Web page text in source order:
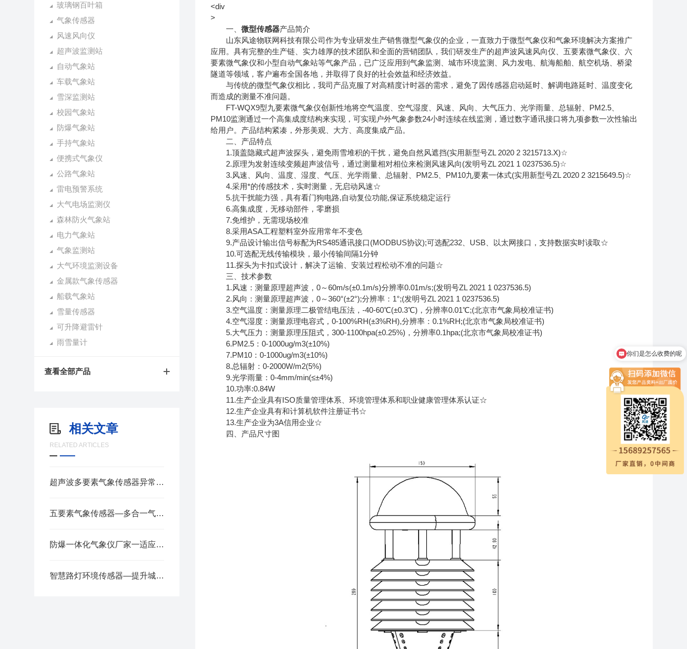
玻璃钢百叶箱
气象传感器
风速风向仪
超声波监测站
自动气象站
车载气象站
雪深监测站
校园气象站
防爆气象站
手持气象站
便携式气象仪
公路气象站
雷电预警系统
大气电场监测仪
森林防火气象站
电力气象站
气象监测站
大气环境监测设备
金属款气象传感器
船载气象站
雪量传感器
可升降避雷针
雨雪量计
查看全部产品
相关文章
RELATED ARTICLES
超声波多要素气象传感器异常数据的诊断与解决方法
五要素气象传感器—多合一气象站精准高效监测2025全+境+派+送
防爆一体化气象仪厂家一适应恶劣环境监测的防爆气象站
智慧路灯环境传感器—提升城市管理效率，发现并预警恶劣天气
<div
>
一、 微型传感器产品简介
山东风途物联网科技有限公司作为专业研发生产销售微型气象仪的企业，一直致力于微型气象仪和气象环境解决方案推广
应用。具有完整的生产链、实力雄厚的技术团队和全面的营销团队，我们研发生产的超声波风速风向仪、五要素微气象仪、六
要素微气象仪和小型自动气象站等气象产品，已广泛应用到气象监测、城市环境监测、风力发电、航海船舶、航空机场、桥梁
隧道等领域，客户遍布全国各地，并取得了良好的社会效益和经济效益。
与传统的微型气象仪相比，我司产品克服了对高精度计时器的需求，避免了因传感器启动延时、解调电路延时、温度变化
而造成的测量不准问题。
FT-WQX9型九要素微气象仪创新性地将空气温度、空气湿度、风速、风向、大气压力、光学雨量、总辐射、PM2.5、
PM10监测通过一个高集成度结构来实现，可实现户外气象参数24小时连续在线监测，通过数字通讯接口将九项参数一次性输出
给用户。产品结构紧凑，外形美观、大方、高度集成产品。
二、产品特点
1.顶盖隐藏式超声波探头，避免雨雪堆积的干扰，避免自然风遮挡(实用新型号ZL 2020 2 3215713.X)☆
2.原理为发射连续变频超声波信号，通过测量相对相位来检测风速风向(发明号ZL 2021 1 0237536.5)☆
3.风速、风向、温度、湿度、气压、光学雨量、总辐射、PM2.5、PM10九要素一体式(实用新型号ZL 2020 2 3215649.5)☆
4.采用*的传感技术，实时测量，无启动风速☆
5.抗干扰能力强，具有看门狗电路,自动复位功能,保证系统稳定运行
6.高集成度，无移动部件，零磨损
7.免维护，无需现场校准
8.采用ASA工程塑料室外应用常年不变色
9.产品设计输出信号标配为RS485通讯接口(MODBUS协议);可选配232、USB、以太网接口，支持数据实时读取☆
10.可选配无线传输模块，最小传输间隔1分钟
11.探头为卡扣式设计，解决了运输、安装过程松动不准的问题☆
三、技术参数
1.风速：测量原理超声波，0～60m/s(±0.1m/s)分辨率0.01m/s;(发明号ZL 2021 1 0237536.5)
2.风向：测量原理超声波，0～360°(±2°);分辨率：1°;(发明号ZL 2021 1 0237536.5)
3.空气温度：测量原理二极管结电压法，-40-60℃(±0.3℃)，分辨率0.01℃;(北京市气象局校准证书)
4.空气湿度：测量原理电容式，0-100%RH(±3%RH),分辨率：0.1%RH;(北京市气象局校准证书)
5.大气压力：测量原理压阻式，300-1100hpa(±0.25%)，分辨率0.1hpa;(北京市气象局校准证书)
6.PM2.5：0-1000ug/m3(±10%)
7.PM10：0-1000ug/m3(±10%)
8.总辐射：0-2000W/m2(5%)
9.光学雨量：0-4mm/min(≤±4%)
10.功率:0.84W
11.生产企业具有ISO质量管理体系、环境管理体系和职业健康管理体系认证☆
12.生产企业具有和计算机软件注册证书☆
13.生产企业为3A信用企业☆
四、产品尺寸图
现在有优惠活动吗